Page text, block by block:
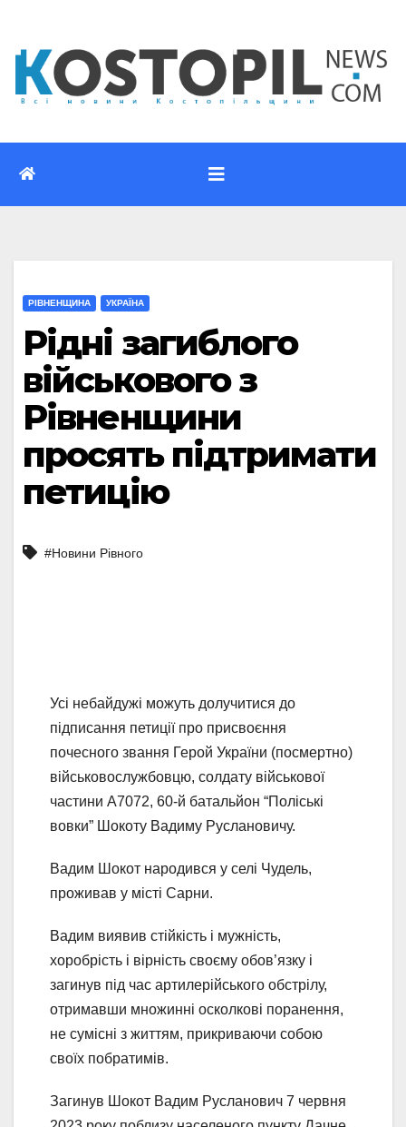
вмісту
РІВНЕНЩИНА УКРАЇНА
Рідні загиблого
військового з
Рівненщини
просять підтримати
петицію
#Новини Рівного
Усі небайдужі можуть долучитися до
підписання петиції про присвоєння
почесного звання Герой України (посмертно)
військовослужбовцю, солдату військової
частини А7072, 60-й батальйон “Поліські
вовки” Шокоту Вадиму Руслановичу.
Вадим Шокот народився у селі Чудель,
проживав у місті Сарни.
Вадим виявив стійкість і мужність,
хоробрість і вірність своєму обов’язку і
загинув під час артилерійського обстрілу,
отримавши множинні осколкові поранення,
не сумісні з життям, прикриваючи собою
своїх побратимів.
Загинув Шокот Вадим Русланович 7 червня